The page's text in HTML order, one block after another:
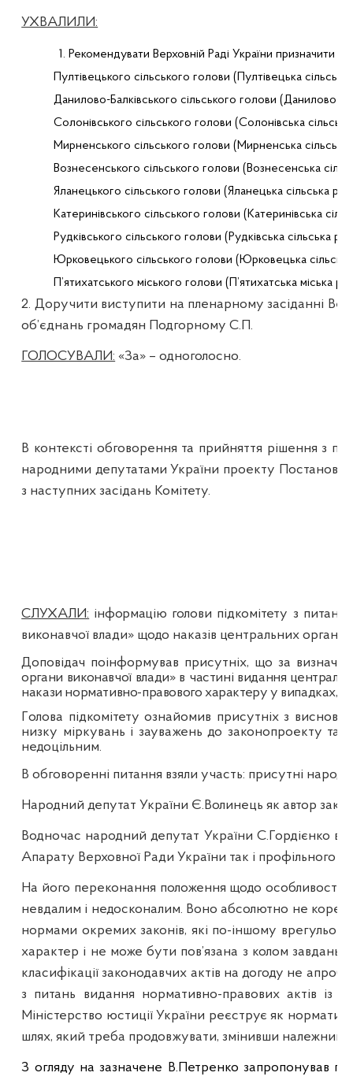
УХВАЛИЛИ:
1. Рекомендувати Верховній Раді України призначити
Пултівецького сільського голови ( Пултівецька сільська
Данилово-Балківського сільського голови (Данилово-
Солонівського сільського голови (Солонівська
Мирненського сільського голови ( Мирненська
Вознесенського сільського голови (Вознесенська
Яланецького сільського голови (Яланецька сільська
Катеринівського сільського голови ( Катеринівська
Рудківського сільського голови ( Рудківська сільська
Юрковецького сільського голови ( Юрковецька
П’ятихатського міського голови ( П’ятихатська міська
2. Доручити виступити на пленарному засіданні
об’єднань громадян Подгорному С.П.
ГОЛОСУВАЛИ: «За» – одноголосно.
В контексті обговорення та прийняття рішення з
народними депутатами України проекту Постанови
з наступних засідань Комітету.
СЛУХАЛИ: інформацію голови підкомітету з
виконавчої влади» щодо наказів центральних
Доповідач поінформував присутніх, що за
органи виконавчої влади» в частині видання
накази нормативно-правового характеру у випадках,
Голова підкомітету ознайомив присутніх з
низку міркувань і зауважень до законопроекту та
недоцільним.
В обговоренні питання взяли участь: присутні
Народний депутат України Є.Волинець як автор
Водночас народний депутат України С.Гордієнко
Апарату Верховної Ради України так і профільного
На його переконання положення щодо особливостей
невдалим і недосконалим. Воно абсолютно не
нормами окремих законів, які по-іншому
характер і не може бути пов’язана з колом завдань
класифікації законодавчих актів на догоду не
з питань видання нормативно-правових актів із
Міністерство юстиції України реєструє як
шлях, який треба продовжувати, змінивши належним
З огляду на зазначене В.Петренко запропонував